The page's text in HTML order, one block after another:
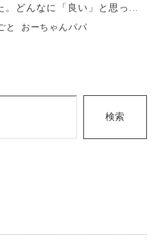
どんなに「良い」と思っ...
と おーちゃんパパ
検索